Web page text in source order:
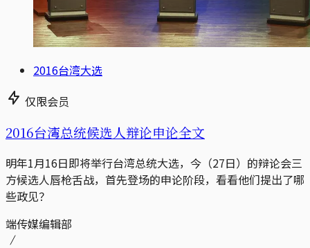
2016台湾大选
仅限会员
2016台湾总统候选人辩论申论全文
明年1月16日即将举行台湾总统大选，今（27日）的辩论会三
方候选人唇枪舌战，首先登场的申论阶段，看看他们提出了哪
些政见？
端传媒编辑部